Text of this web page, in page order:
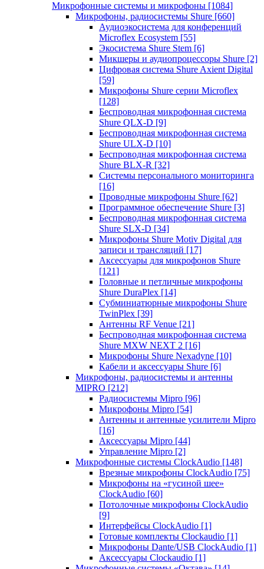
Микрофонные системы и микрофоны [1084]
Микрофоны, радиосистемы Shure [660]
Аудиоэкосистема для конференций
Microflex Ecosystem [55]
Экосистема Shure Stem [6]
Микшеры и аудиопроцессоры Shure [2]
Цифровая система Shure Axient Digital
[59]
Микрофоны Shure серии Microflex
[128]
Беспроводная микрофонная система
Shure QLX-D [9]
Беспроводная микрофонная система
Shure ULX-D [10]
Беспроводная микрофонная система
Shure BLX-R [32]
Системы персонального мониторинга
[16]
Проводные микрофоны Shure [62]
Программное обеспечение Shure [3]
Беспроводная микрофонная система
Shure SLX-D [34]
Микрофоны Shure Motiv Digital для
записи и трансляций [17]
Аксессуары для микрофонов Shure
[121]
Головные и петличные микрофоны
Shure DuraPlex [14]
Субминиатюрные микрофоны Shure
TwinPlex [39]
Антенны RF Venue [21]
Беспроводная микрофонная система
Shure MXW NEXT 2 [16]
Микрофоны Shure Nexadyne [10]
Кабели и аксессуары Shure [6]
Микрофоны, радиосистемы и антенны
MIPRO [212]
Радиосистемы Mipro [96]
Микрофоны Mipro [54]
Антенны и антенные усилители Mipro
[16]
Аксессуары Mipro [44]
Управление Mipro [2]
Микрофонные системы ClockAudio [148]
Врезные микрофоны ClockAudio [75]
Микрофоны на «гусиной шее»
ClockAudio [60]
Потолочные микрофоны ClockAudio
[9]
Интерфейсы ClockAudio [1]
Готовые комплекты Clockaudio [1]
Микрофоны Dante/USB ClockAudio [1]
Аксессуары Clockaudio [1]